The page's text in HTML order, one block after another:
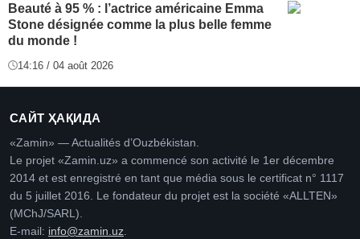
Beauté à 95 % : l’actrice américaine Emma
Stone désignée comme la plus belle femme
du monde !
14:16 / 04 août 2026
САЙТ ҲАҚИДА
«Zamin» — Actualités d’Ouzbékistan.
Le projet «Zamin.uz» a commencé son activité le 1er décembre
2014 et est enregistré en tant que média sous le certificat n° 1117
du 5 juillet 2016. Le fondateur du projet est la société «ALLTEN»
(MChJ/SARL).
E-mail: info@zamin.uz